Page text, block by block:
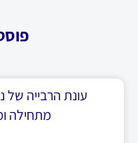
עונת הרבייה של
מתחילה